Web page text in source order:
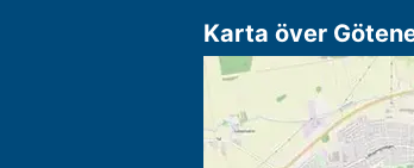
Karta över